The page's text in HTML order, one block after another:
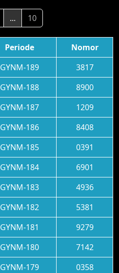
... 10
Periode
Nomor
GYNM-189
3817
GYNM-188
8900
GYNM-187
1209
GYNM-186
8408
GYNM-185
0391
GYNM-184
6901
GYNM-183
4936
GYNM-182
5381
GYNM-181
9279
GYNM-180
7142
GYNM-179
0358